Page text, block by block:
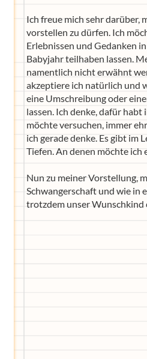
Ich freue mich sehr darüber,
vorstellen zu dürfen. Ich
Erlebnissen und Gedanken
Babyjahr teilhaben lassen.
namentlich nicht erwähnt
akzeptiere ich natürlich und
eine Umschreibung oder
lassen. Ich denke, dafür habt
möchte versuchen, immer
ich gerade denke. Es gibt im
Tiefen. An denen möchte ich
Nun zu meiner Vorstellung,
Schwangerschaft und wie in
trotzdem unser Wunschkind